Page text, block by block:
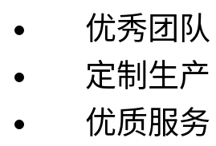
优秀团队
定制生产
优质服务